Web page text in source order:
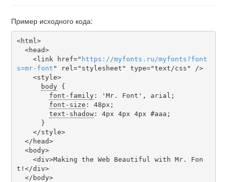
Пример исходного кода:
<html>
    <link href="
https ://myfonts . ru /myfonts?font
s=mr-font " rel="stylesheet" type="text/css" />
body {
font-family: 'Mr. Font', arial;
font-size : 48px;
text-shadow: 4px 4px 4px #aaa;
t!</div>